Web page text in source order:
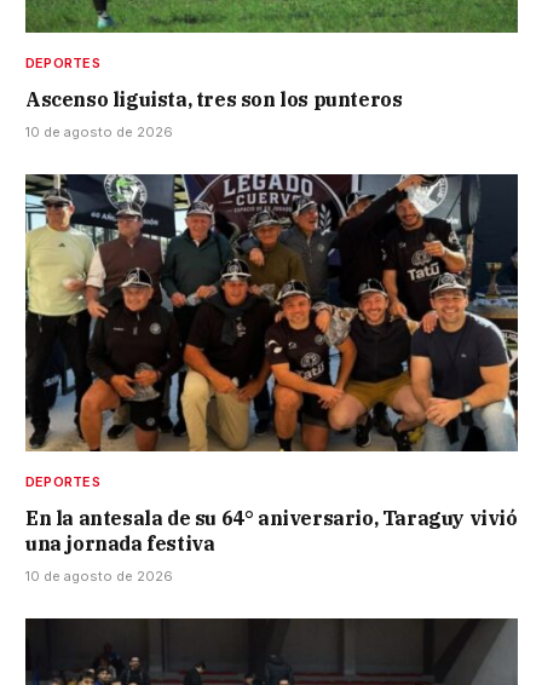
DEPORTES
Ascenso liguista, tres son los punteros
10 de agosto de 2026
DEPORTES
En la antesala de su 64° aniversario, Taraguy vivió
una jornada festiva
10 de agosto de 2026